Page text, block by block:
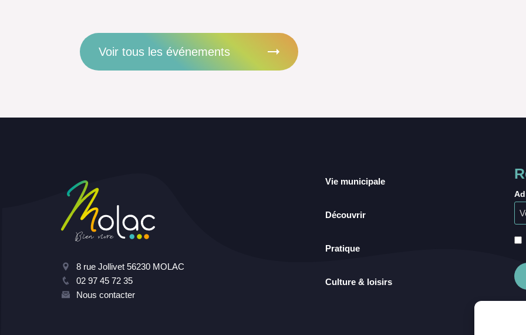
Voir tous les événements
8 rue Jollivet 56230 MOLAC
02 97 45 72 35
Nous contacter
Vie municipale
Découvrir
Pratique
Culture & loisirs